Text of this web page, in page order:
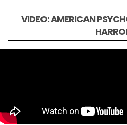
VIDEO: AMERICAN